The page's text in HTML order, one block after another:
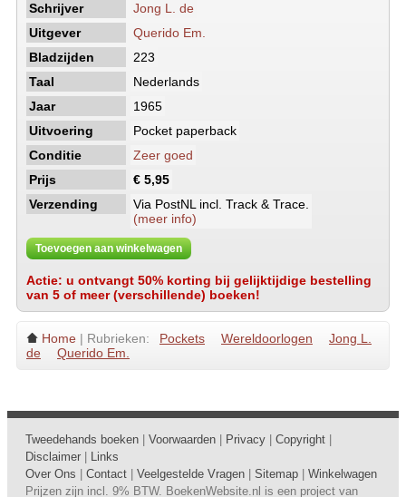
Schrijver
Jong L. de
Uitgever
Querido Em.
Bladzijden
223
Taal
Nederlands
Jaar
1965
Uitvoering
Pocket paperback
Conditie
Zeer goed
Prijs
€ 5,95
Verzending
Via PostNL incl. Track & Trace.
(meer info)
Toevoegen aan winkelwagen
Actie: u ontvangt 50% korting bij gelijktijdige bestelling
van 5 of meer (verschillende) boeken!
Home | Rubrieken: Pockets Wereldoorlogen
Jong L.
de
Querido Em.
Tweedehands boeken Voorwaarden Privacy Copyright
Disclaimer
Links
Over Ons
Contact Veelgestelde Vragen Sitemap
Winkelwagen
Prijzen zijn incl. 9% BTW. BoekenWebsite.nl is een project van